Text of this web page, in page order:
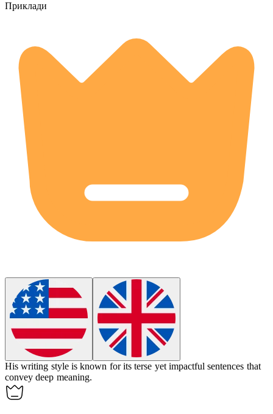
Приклади
His writing style is known for itsterse yet impactful sentences that
convey deep meaning.